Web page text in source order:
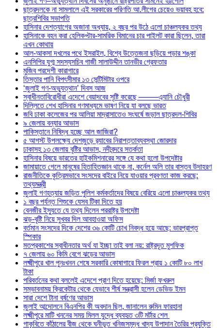
ছাত্রদলকে না সামলালে এই সরকারের পরিণতি আ.লীগের চেয়েও ভয়াবহ হবে:
ছাত্রশিবির সভাপতি
হাসিনার দেশত্যাগের অজানা অধ্যায়, ২ বছর পর উঠে এলো চাঞ্চল্যকর তথ্য
হাসিনাকে বহন করা হেলিকপ্টার-সামরিক বিমানের চার পাইলট কারা ছিলেন, তারা
এখন কোথায়
আল-আকসা দখলের পথে ইসরাইল, বিশ্বে উত্তেজনা ছড়িয়ে পড়ার শঙ্কা
এনসিপির যুগ্ম সদস্যসচিব গাজী সালাউদ্দীন তানভীর গ্রেফতার
মুজিব পরদেশী কারাগারে
তিস্তার পানি বিপৎসীমার ১৩ সেন্টিমিটার ওপরে
‘জুলাই গণ-অভ্যুত্থান’ দিবস আজ
স্বাধীনতাবিরোধীরা এদেশে বেয়াদবের সৃষ্টি করেছে ——–এ্যানি চৌধুরী
দিল্লিতে শেখ হাসিনার গণমাধ্যমে ভাষণ নিয়ে যা বলছে ভারত
জবি ঢাকা কলেজের পর আলিয়া মাদ্রাসাতেও সংঘর্ষে জড়াল ছাত্রদল-শিবির
৯ জেলায় বন্যার আভাস
পাকিস্তানে নিষিদ্ধ হচ্ছে আল জাজিরা?
৫ আগস্ট উপলক্ষ্যে দেশজুড়ে র‌্যাবের নিরাপত্তাব্যবস্থা জোরদার
ঢাকাসহ ১৩ জেলায় বৃষ্টির আভাস, নদীবন্দরে সতর্কতা
হাসিনার বিষয়ে ভারতের হাইকমিশনারের সঙ্গে যে কথা হলো উপদেষ্টার
জামায়াতে গেলে মানুষের হিতাহিতজ্ঞান থাকে না, কর্নেল অলি তার বাস্তব উদাহরণ
রাজনীতিকে কৃত্রিমভাবে সংসদের বাইরে নিয়ে যাওয়ার প্রবণতা কাজ করছে:
তথ্যমন্ত্রী
জুলাই গণহত্যায় জড়িত পুলিশ কর্মকর্তাদের বিষয়ে বেরিয়ে এলো চাঞ্চল্যকর তথ্য
১ বছর পর্যন্ত শিশুকে যেসব টিকা দিতে হয়
বেনজীর ইস্যুতে যে তথ্য দিলেন পররাষ্ট্র উপদেষ্টা
ঝড়-বৃষ্টি নিয়ে সুখবর দিল আবহাওয়া অফিস
বর্তমান সংসদের দিকে দেশের ৩৬ কোটি চোখ নিবদ্ধ হয়ে আছে: ভারপ্রাপ্ত
স্পিকার
মতপ্রকাশের স্বাধীনতার অর্থ যা ইচ্ছা তাই বলা নয়: রাষ্ট্রদূত মুশফিক
৭ জেলায় ৬০ কিমি বেগে ঝড়ের আভাস
লক্ষ্মীপুরে খাল পুনঃখনন শেষে সরকারি কোষাগারে ফিরল প্রায় ১ কোটি ৮০ লাখ
টাকা
পরিবর্তনের কথা বললেই এদেশে প্রাণ দিতে হয়েছে: মির্জা ফখরুল
সম্ভাবনাময় ক্রিকেটার থেকে যেভাবে শীর্ষ সন্ত্রাসী হলেন ডেভিড ইমন
সারা দেশে টানা বর্ষণের আভাস
জুলাই আন্দোলনে বিএনপির কী অবদান ছিল, জানালেন রুমিন ফারহানা
লক্ষ্মীপুরে মাটি খননের সময় মিলল যুদ্ধে ব্যবহৃত ৩টি মর্টার শেল
গাকৃবিতে কাঁঠালের বীজ থেকে ঘনীভূত খনিজসমৃদ্ধ খাদ্য উপাদান তৈরির প্রযুক্তি